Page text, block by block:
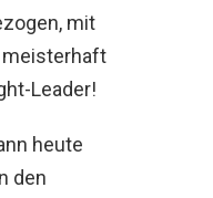
mit
meisterhaft
Leader!
heute
den